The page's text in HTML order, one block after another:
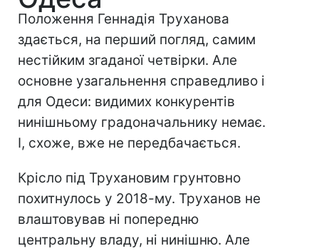
Положення Геннадія Труханова
здається, на перший погляд, самим
нестійким згаданої четвірки. Але
основне узагальнення справедливо і
для Одеси: видимих конкурентів
нинішньому градоначальнику немає.
І, схоже, вже не передбачається.
Крісло під Трухановим грунтовно
похитнулось у 2018-му. Труханов не
влаштовував ні попередню
центральну владу, ні нинішню. Але